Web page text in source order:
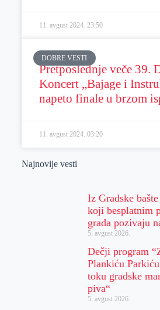
11. avgust 2024. 23:50
DOBRE VESTI
Pretposlednje veče 39.
Koncert „Bajage i
napeto finale u brzom
11. avgust 2024. 03:20
Najnovije vesti
Iz Gradske
koji besplatnim
grada pozivaju
5. avgust 2026.
Dečji program
Plankiću
toku gradske
piva“
5. avgust 2026.